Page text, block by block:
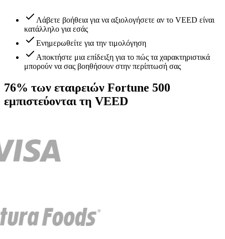
Λάβετε βοήθεια για να αξιολογήσετε αν το VEED είναι
κατάλληλο για εσάς
Ενημερωθείτε για την τιμολόγηση
Αποκτήστε μια επίδειξη για το πώς τα χαρακτηριστικά
μπορούν να σας βοηθήσουν στην περίπτωσή σας
76% των εταιρειών Fortune 500
εμπιστεύονται τη VEED